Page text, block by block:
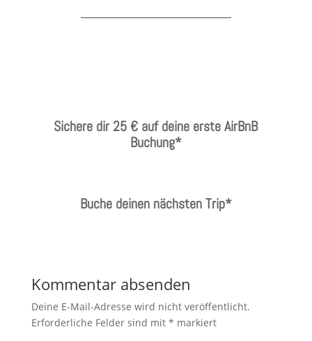
Sichere dir 25 € auf deine erste AirBnB
Buchung*
Buche deinen nächsten Trip*
Kommentar absenden
Deine E-Mail-Adresse wird nicht veröffentlicht.
Erforderliche Felder sind mit * markiert